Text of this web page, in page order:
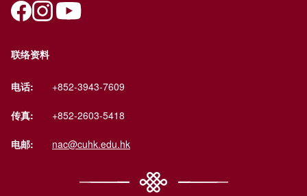
联络资料
电话: +852-3943-7609
传真: +852-2603-5418
电邮: nac@cuhk.edu.hk